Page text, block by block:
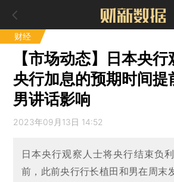
财经
【市场动态】日本央
央行加息的预期时间提
男讲话影响
2023年09月13日 14:52
日本央行观察人士将央行结束负
前，此前央行行长植田和男在周末